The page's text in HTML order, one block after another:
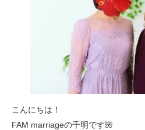
こんにちは！
FAM marriageの千明です🌺